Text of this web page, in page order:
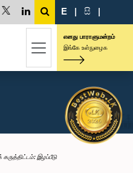
E | සි |
எனது பாராளுமன்றம்
இங்கே உள்நுழைக
இழப்பீடு